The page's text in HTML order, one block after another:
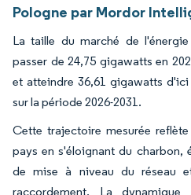
Pologne par Mordor
La taille du marché de
passer de 24,75 gigawatts en
et atteindre 36,61 gigawatts
sur la période 2026-2031.
Cette trajectoire mesurée
pays en s'éloignant du charbon,
de mise à niveau du réseau
raccordement. La